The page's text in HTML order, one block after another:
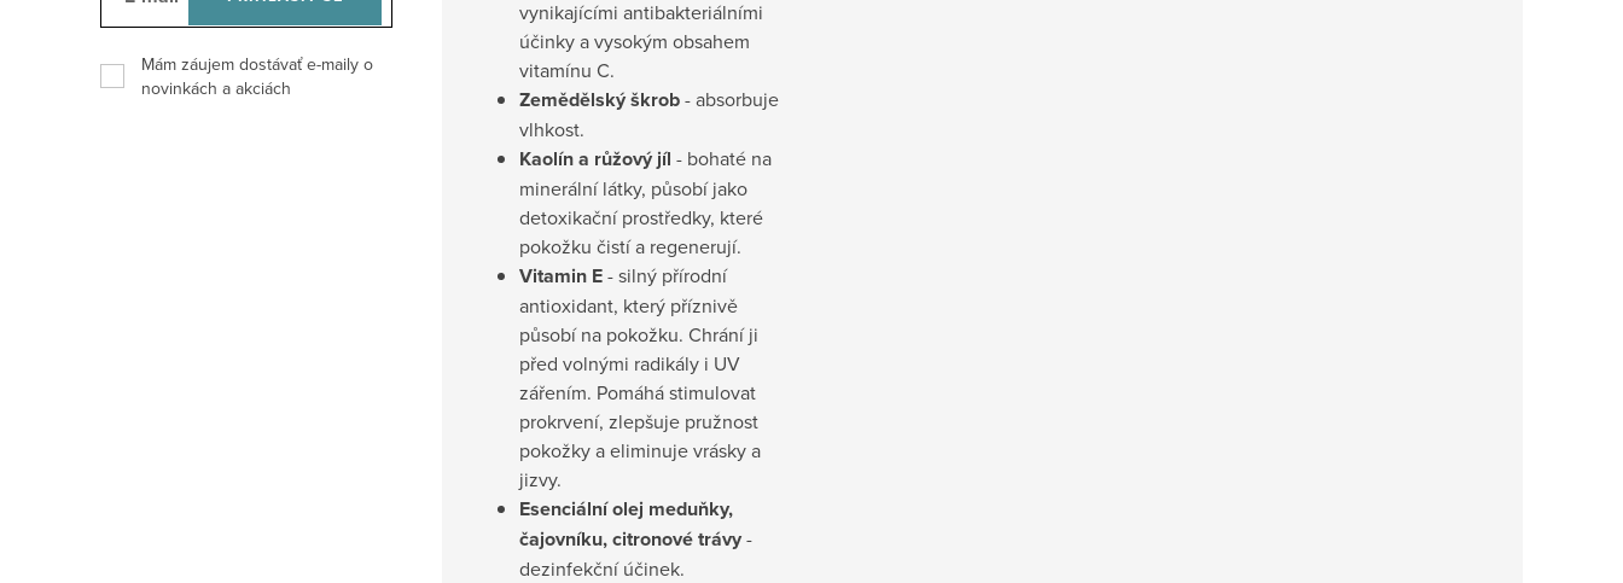
Mám záujem dostávať e-maily o
novinkách a akciách
vynikajícími antibakteriálními
účinky a vysokým obsahem
vitamínu C.
Zemědělský škrob- absorbuje
vlhkost.
Kaolín a růžový jíl - bohaté na
minerální látky, působí jako
detoxikační prostředky, které
pokožku čistí a regenerují.
Vitamin E- silný přírodní
antioxidant, který příznivě
působí na pokožku. Chrání ji
před volnými radikály i UV
zářením. Pomáhá stimulovat
prokrvení, zlepšuje pružnost
pokožky a eliminuje vrásky a
jizvy.
Esenciální olej meduňky,
čajovníku, citronové trávy-
dezinfekční účinek.